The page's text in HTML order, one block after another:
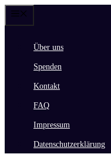
Zum
springenÜber uns
Spenden
Kontakt
FAQ
Impressum
Datenschutzerklärung